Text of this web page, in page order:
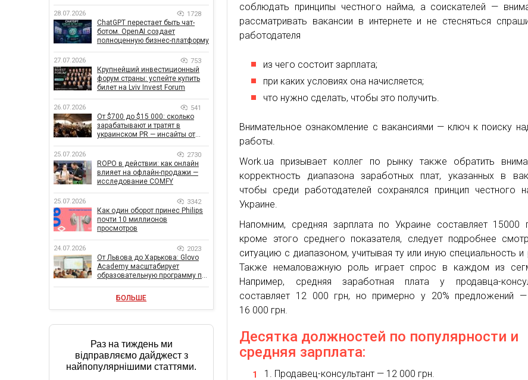
соблюдать принципы честного найма, а соискателей —
рассматривать вакансии в интернете и не стесняться
работодателя
из чего состоит зарплата;
при каких условиях она начисляется;
что нужно сделать, чтобы это получить.
Внимательное ознакомление с вакансиями — ключ к поиску
работы.
Work.ua призывает коллег по рынку также обратить
корректность диапазона заработных плат, указанных в
чтобы среди работодателей сохранялся принцип честного
Украине.
Напомним, средняя зарплата по Украине составляет 15000
кроме этого среднего показателя, следует подробнее
ситуацию с диапазоном, учитывая ту или иную специальность и
Также немаловажную роль играет спрос в каждом из
Например, средняя заработная плата у продавца-
составляет 12 000 грн, но примерно у 20% предложений
16 000 грн.
Десятка должностей по популярности и
средняя зарплата:
Продавец-консультант — 12 000 грн.
28.07.2026 1728
ChatGPT перестает быть чат-
ботом. OpenAI создает
полноценную бизнес-платформу
27.07.2026 753
Крупнейший инвестиционный
форум страны: успейте купить
билет на Lviv Invest Forum
26.07.2026 541
От $700 до $15 000: сколько
зарабатывают и тратят в
украинском PR — инсайты от
25.07.2026 2730
ROPO в действии: как онлайн
влияет на офлайн-продажи —
исследование COMFY
25.07.2026 3342
Как один оборот принес Philips
почти 10 миллионов
просмотров
24.07.2026 2023
От Львова до Харькова: Glovo
Academy масштабирует
образовательную программу по
бизнеса
БОЛЬШЕ
Раз на тиждень ми
відправляємо дайджест з
найпопулярнішими статтями.